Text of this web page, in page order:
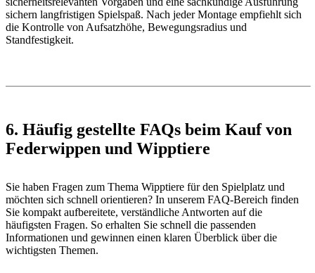
sichern langfristigen Spielspaß. Nach jeder Montage empfiehlt sich
die Kontrolle von Aufsatzhöhe, Bewegungsradius und
Standfestigkeit.
6. Häufig gestellte FAQs beim Kauf von
Federwippen und Wipptiere
Sie haben Fragen zum Thema Wipptiere für den Spielplatz und
möchten sich schnell orientieren? In unserem FAQ-Bereich finden
Sie kompakt aufbereitete, verständliche Antworten auf die
häufigsten Fragen. So erhalten Sie schnell die passenden
Informationen und gewinnen einen klaren Überblick über die
wichtigsten Themen.